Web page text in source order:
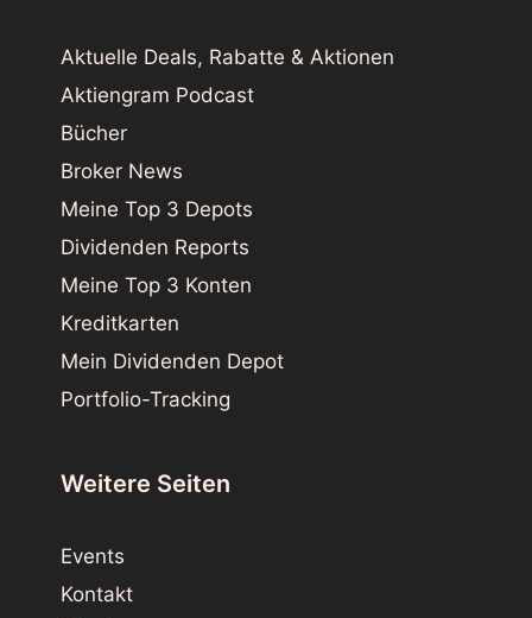
Aktuelle Deals, Rabatte & Aktionen
Aktiengram Podcast
Bücher
Broker News
Meine Top 3 Depots
Dividenden Reports
Meine Top 3 Konten
Kreditkarten
Mein Dividenden Depot
Portfolio-Tracking
Weitere Seiten
Events
Kontakt